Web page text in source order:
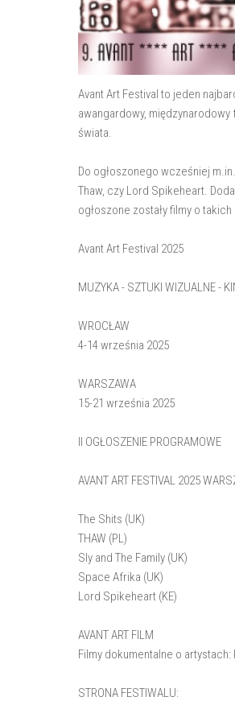
Avant Art Festival to jeden
awangardowy,
świata.
Do ogłoszonego wcześniej
Thaw, czy Lord Spikeheart.
ogłoszone zostały filmy o
Avant Art Festival 2025
MUZYKA - SZTUKI WIZUALNE -
WROCŁAW
4-14 września 2025
WARSZAWA
15-21 września 2025
II OGŁOSZENIE PROGRAMOWE
AVANT ART FESTIVAL 2025
The Shits (UK)
THAW (PL)
Sly and The Family (UK)
Space Afrika (UK)
Lord Spikeheart (KE)
AVANT ART FILM
Filmy dokumentalne o artystach:
STRONA FESTIWALU: